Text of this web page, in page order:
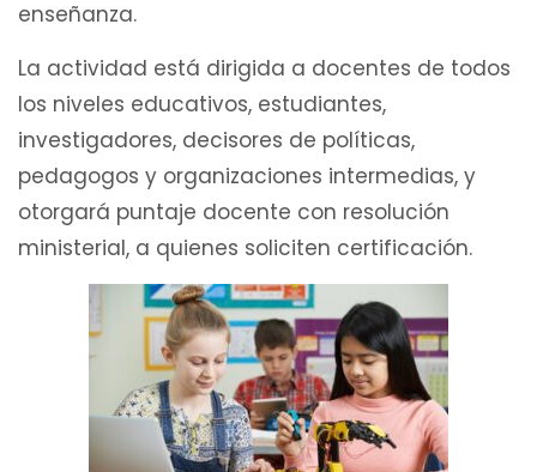
enseñanza.
La actividad está dirigida a docentes de todos
los niveles educativos, estudiantes,
investigadores, decisores de políticas,
pedagogos y organizaciones intermedias, y
otorgará puntaje docente con resolución
ministerial, a quienes soliciten certificación.